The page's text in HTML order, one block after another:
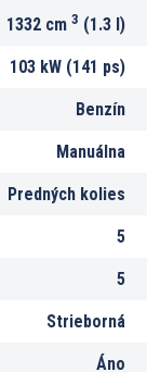
1332 cm 3 (1.3 l)
103 kW (141 ps)
Benzín
Manuálna
Predných kolies
5
5
Strieborná
Áno